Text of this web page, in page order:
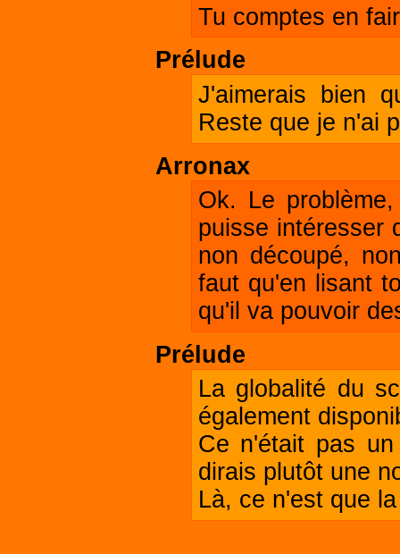
Tu comptes en
Prélude
J'aimerais bien
Reste que je n'ai
Arronax
Ok. Le
puisse intéresser
non découpé,
faut qu'en lisant
qu'il va pouvoir
Prélude
La globalité du
également
Ce n'était pas
dirais plutôt une
Là, ce n'est que